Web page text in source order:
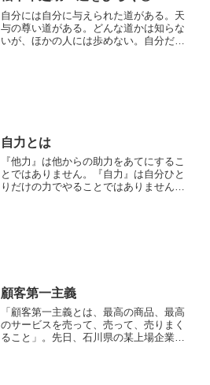
自分には自分に与えられた道がある。天
与の尊い道がある。どんな道かは知らな
いが、ほかの人には歩めない。自分だけ
自力とは
『他力』は他からの助力をあてにするこ
とではありません。『自力』は自分ひと
りだけの力でやることではありません。
顧客第一主義
「顧客第一主義とは、最高の商品、最高
のサービスを売って、売って、売りまく
ること」。先日、石川県の某上場企業の